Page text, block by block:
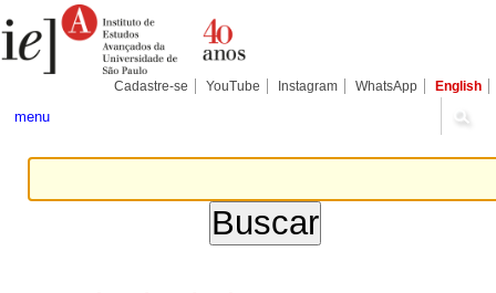
para
conteúdo.
Pessoais
Cadastre-se YouTube Instagram WhatsApp English
menu